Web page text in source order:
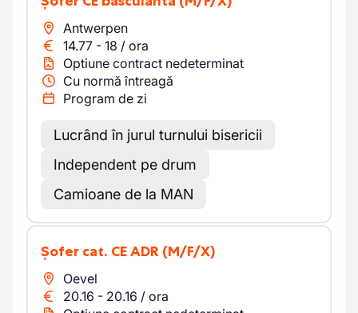
Antwerpen
14.77 - 18 / ora
Optiune contract nedeterminat
Cu normă întreagă
Program de zi
Lucrând în jurul turnului bisericii
Independent pe drum
Camioane de la MAN
Șofer cat. CE ADR (M/F/X)
Oevel
20.16 - 20.16 / ora